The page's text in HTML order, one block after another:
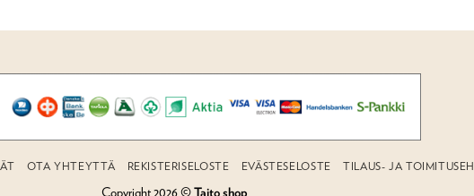
OTA YHTEYTTÄ REKISTERISELOSTE EVÄSTESELOSTE TILAUS- JA
Copyright 2026 ©Taito shop